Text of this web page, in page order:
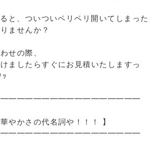
と、ついついペリペリ開いてしまった
ませんか？
せの際、
ましたらすぐにお見積いたしますっ
ｯ
やかさの代名詞や！！！ 】